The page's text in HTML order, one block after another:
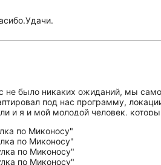
не было никаких ожиданий, мы
под нас программу,
и я и мой молодой человек,
рецензии не найти, если мужчина
с дружеским теплом,